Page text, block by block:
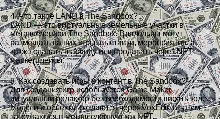
4. Что такое LAND в The Sandbox?
LAND — это виртуальные земельные участки в
метавселенной The Sandbox. Владельцы могут
размещать на них игры, выставки, мероприятия, а
также сдавать в аренду или продавать через NFT-
маркетплейсы.
5. Как создавать игры и контент в The Sandbox?
Для создания игр используется Game Maker —
визуальный редактор без необходимости писать код.
Модели и объекты создаются через VoxEdit, а затем
загружаются в метавселенную как NFT.